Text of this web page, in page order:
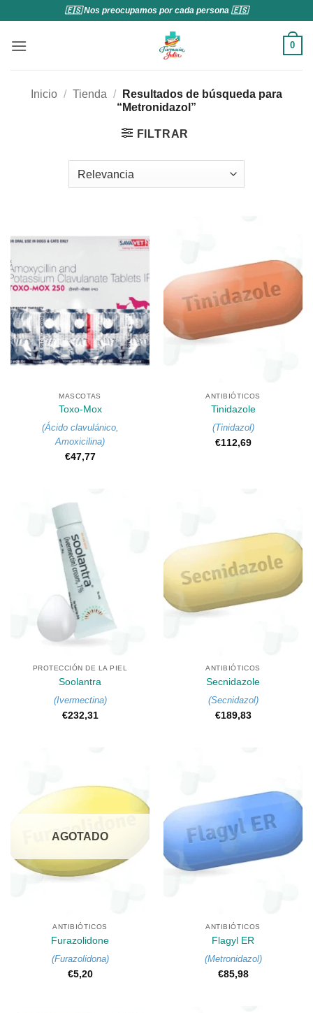
contenido
🇪🇸 Nos preocupamos por cada persona 🇪🇸
0
Inicio / Tienda /
Resultados de búsqueda para
“Metronidazol”
FILTRAR
MASCOTAS
Toxo-Mox
(Ácido clavulánico,
Amoxicilina)
€47,77
ANTIBIÓTICOS
Tinidazole
(Tinidazol)
€112,69
PROTECCIÓN DE LA PIEL
Soolantra
(Ivermectina)
€232,31
ANTIBIÓTICOS
Secnidazole
(Secnidazol)
€189,83
AGOTADO
ANTIBIÓTICOS
Furazolidone
(Furazolidona)
€5,20
ANTIBIÓTICOS
Flagyl ER
(Metronidazol)
€85,98